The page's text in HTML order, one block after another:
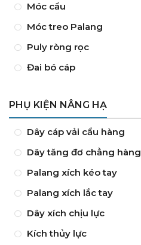
Móc cẩu
Móc treo Palang
Puly ròng rọc
Đai bó cáp
PHỤ KIỆN NÂNG HẠ
Dây cáp vải cẩu hàng
Dây tăng đơ chằng hàng
Palang xích kéo tay
Palang xích lắc tay
Dây xích chịu lực
Kích thủy lực